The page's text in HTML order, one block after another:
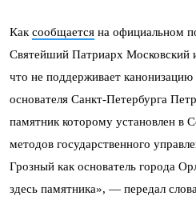
Как сообщается на официальном
Святейший Патриарх Московский
что не поддерживает
основателя Санкт-Петербурга
памятник которому установлен в
методов государственного
Грозный как основатель города
здесь памятника», — передал